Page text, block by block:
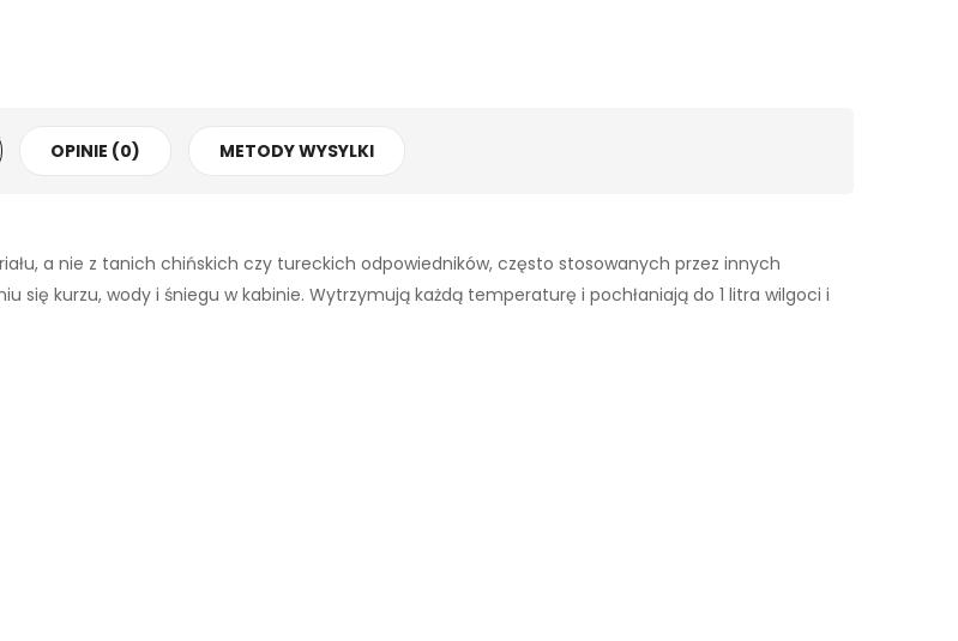
OPINIE (0) METODY WYSYLKI
a nie z tanich chińskich czy tureckich odpowiedników, często stosowanych przez innych
kurzu, wody i śniegu w kabinie. Wytrzymują każdą temperaturę i pochłaniają do 1 litra wilgoci i